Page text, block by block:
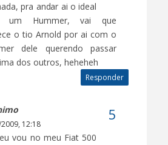
pra andar ai o ideal
um Hummer, vai que
o tio Arnold por ai com o
dele querendo passar
dos outros, heheheh
Responder
12:18
vou no meu Fiat 500